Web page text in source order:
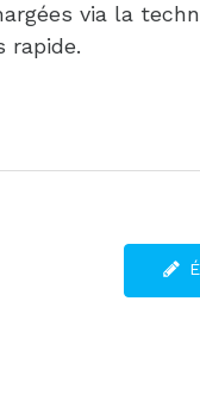
via la
rapide.